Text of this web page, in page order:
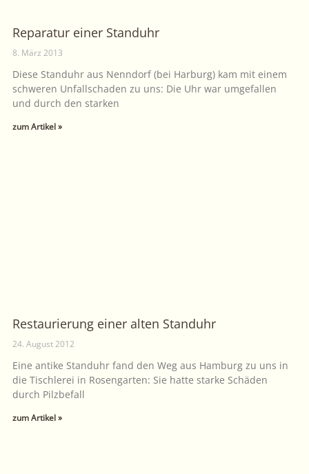
Reparatur einer Standuhr
8. März 2013
Diese Standuhr aus Nenndorf (bei Harburg) kam mit einem
schweren Unfallschaden zu uns: Die Uhr war umgefallen
und durch den starken
zum Artikel »
Restaurierung einer alten Standuhr
24. August 2012
Eine antike Standuhr fand den Weg aus Hamburg zu uns in
die Tischlerei in Rosengarten: Sie hatte starke Schäden
durch Pilzbefall
zum Artikel »